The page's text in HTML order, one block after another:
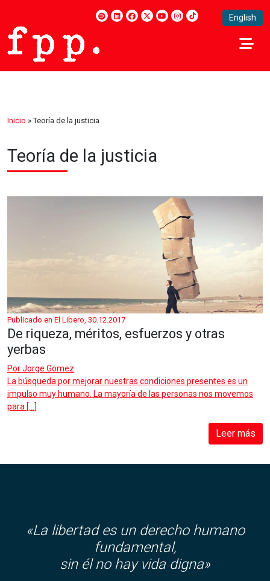
English
Inicio »Teoría de la justicia
Teoría de la justicia
Publicado en El Libero, 30.12.2017
De riqueza, méritos, esfuerzos y otras
yerbas
PorJorge Gomez
La búsqueda por mejorar nuestras condiciones presentes es un
impulso muy humano. La mayoría de las personas nos movemos
para […]
Leer más
«La libertad es un derecho humano
fundamental,
sin él no hay vida digna»